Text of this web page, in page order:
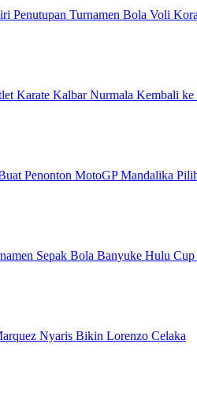
Penutupan Turnamen Bola Voli
Karate Kalbar Nurmala Kembali ke
Penonton MotoGP Mandalika
Sepak Bola Banyuke Hulu
Nyaris Bikin Lorenzo Celaka